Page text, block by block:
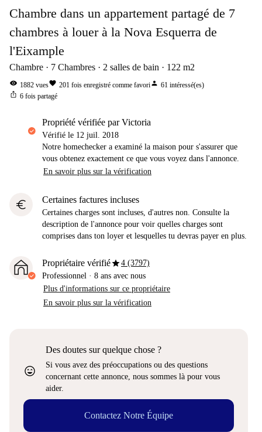
Chambre dans un appartement partagé de 7
chambres à louer à la Nova Esquerra de
l'Eixample
Chambre 7 Chambres 2 salles de bain 122 m2
visibility 1882 vuesfavorite 201 fois enregistré comme favoriperson 61 intéressé(es)
ios_share 6 fois partagé
propriété vérifiée par Victoria
Vérifié le 12 juil. 2018
Notre homechecker a examiné la maison pour s'assurer que
vous obtenez exactement ce que vous voyez dans l'annonce.
En savoir plus sur la vérification
euro Certaines factures incluses
Certaines charges sont incluses, d'autres non. Consulte la
description de l'annonce pour voir quelles charges sont
comprises dans ton loyer et lesquelles tu devras payer en plus.
Propriétaire vérifiéstar4 (3797)
Professionnel · 8 ans avec nous
Plus d'informations sur ce propriétaire
En savoir plus sur la vérification
sentiment_very_satisfied
Des doutes sur quelque chose ?
Si vous avez des préoccupations ou des questions
concernant cette annonce, nous sommes là pour vous
aider.
Contactez Notre Équipe